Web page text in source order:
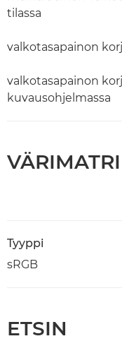
tilassa
valkotasapainon
valkotasapainon
kuvausohjelmassa
Tyyppi
sRGB
ETSIN